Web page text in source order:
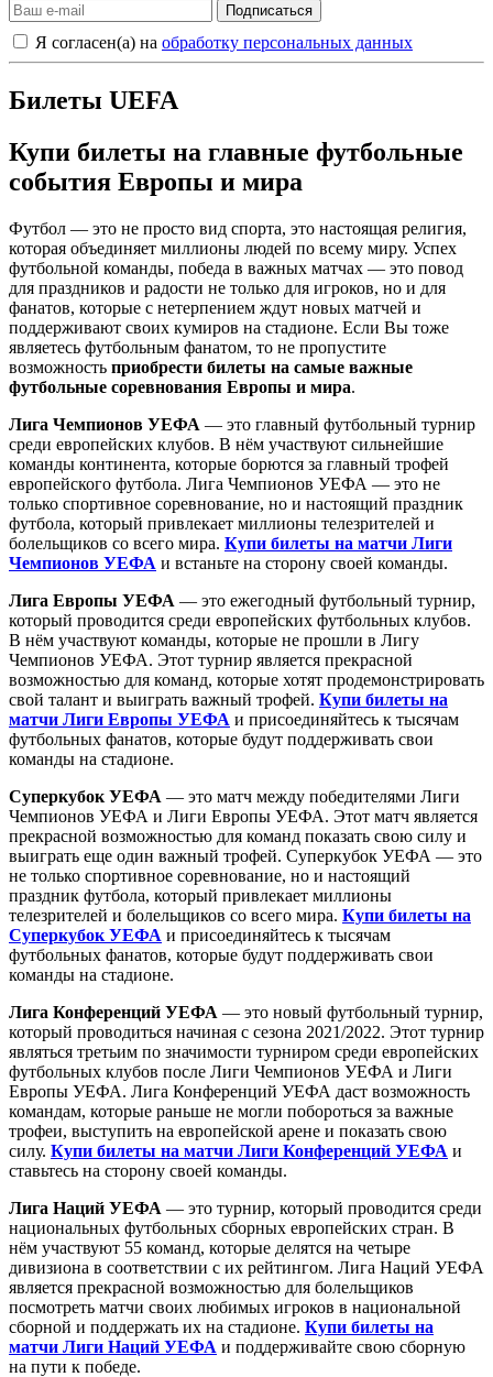
Подписаться
Я согласен(а) на обработку персональных данных
Билеты UEFA
Купи билеты на главные футбольные
события Европы и мира
Футбол — это не просто вид спорта, это настоящая религия,
которая объединяет миллионы людей по всему миру. Успех
футбольной команды, победа в важных матчах — это повод
для праздников и радости не только для игроков, но и для
фанатов, которые с нетерпением ждут новых матчей и
поддерживают своих кумиров на стадионе. Если Вы тоже
являетесь футбольным фанатом, то не пропустите
возможность приобрести билеты на самые важные
футбольные соревнования Европы и мира.
Лига Чемпионов УЕФА — это главный футбольный турнир
среди европейских клубов. В нём участвуют сильнейшие
команды континента, которые борются за главный трофей
европейского футбола. Лига Чемпионов УЕФА — это не
только спортивное соревнование, но и настоящий праздник
футбола, который привлекает миллионы телезрителей и
болельщиков со всего мира. Купи билеты на матчи Лиги
Чемпионов УЕФА и встаньте на сторону своей команды.
Лига Европы УЕФА — это ежегодный футбольный турнир,
который проводится среди европейских футбольных клубов.
В нём участвуют команды, которые не прошли в Лигу
Чемпионов УЕФА. Этот турнир является прекрасной
возможностью для команд, которые хотят продемонстрировать
свой талант и выиграть важный трофей. Купи билеты на
матчи Лиги Европы УЕФА и присоединяйтесь к тысячам
футбольных фанатов, которые будут поддерживать свои
команды на стадионе.
Суперкубок УЕФА — это матч между победителями Лиги
Чемпионов УЕФА и Лиги Европы УЕФА. Этот матч является
прекрасной возможностью для команд показать свою силу и
выиграть еще один важный трофей. Суперкубок УЕФА — это
не только спортивное соревнование, но и настоящий
праздник футбола, который привлекает миллионы
телезрителей и болельщиков со всего мира. Купи билеты на
Суперкубок УЕФА и присоединяйтесь к тысячам
футбольных фанатов, которые будут поддерживать свои
команды на стадионе.
Лига Конференций УЕФА — это новый футбольный турнир,
который проводиться начиная с сезона 2021/2022. Этот турнир
являться третьим по значимости турниром среди европейских
футбольных клубов после Лиги Чемпионов УЕФА и Лиги
Европы УЕФА. Лига Конференций УЕФА даст возможность
командам, которые раньше не могли побороться за важные
трофеи, выступить на европейской арене и показать свою
силу. Купи билеты на матчи Лиги Конференций УЕФА и
ставьтесь на сторону своей команды.
Лига Наций УЕФА — это турнир, который проводится среди
национальных футбольных сборных европейских стран. В
нём участвуют 55 команд, которые делятся на четыре
дивизиона в соответствии с их рейтингом. Лига Наций УЕФА
является прекрасной возможностью для болельщиков
посмотреть матчи своих любимых игроков в национальной
сборной и поддержать их на стадионе. Купи билеты на
матчи Лиги Наций УЕФА и поддерживайте свою сборную
на пути к победе.